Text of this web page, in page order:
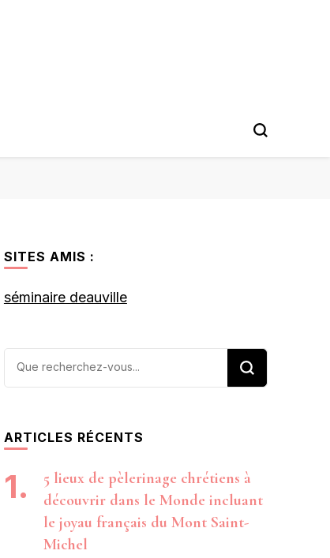
SITES AMIS :
séminaire deauville
Vous
ARTICLES RÉCENTS
5 lieux de pèlerinage chrétiens à
découvrir dans le Monde incluant
le joyau français du Mont Saint-
Michel